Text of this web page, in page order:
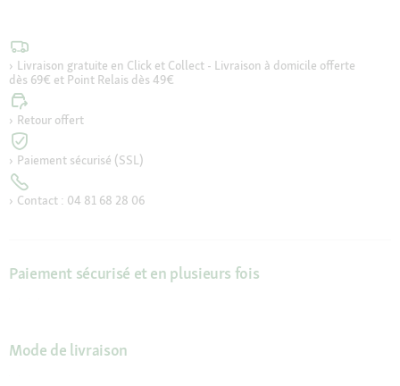
Livraison gratuite en Click et Collect - Livraison à domicile offerte
dès 69€ et Point Relais dès 49€
Retour offert
Paiement sécurisé (SSL)
Contact : 04 81 68 28 06
Paiement sécurisé et en plusieurs fois
Mode de livraison